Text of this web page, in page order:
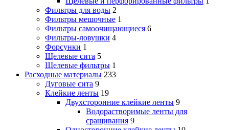
Фильтры для воды 2
Фильтры мешочные 1
Фильтры самоочищающиеся 6
Фильтры-ловушки 4
Форсунки 1
Щелевые сита 5
Щелевые фильтры 1
Расходные материалы 233
Дуговые сита 9
Клейкие ленты 19
Двухсторонние клейкие ленты 9
Водорастворимые ленты для
сращивания 9